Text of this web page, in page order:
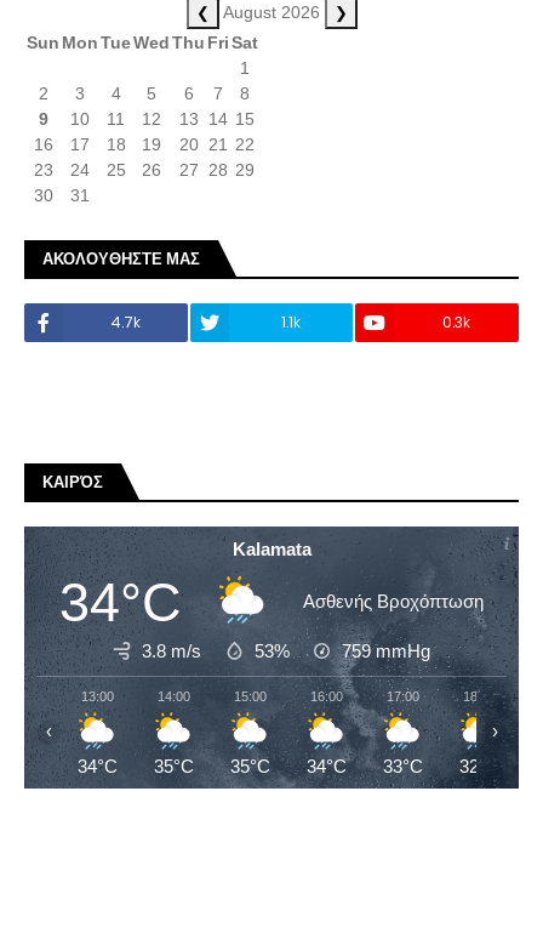
❮ August 2026 ❯
Sun MonTueWedThu FriSat
1
2
3 4 5 6 7
8
9
10 11 12 13 14 15
16
17 18 19 20 21 22
23
24 25 26 27 28 29
30
31
ΑΚΟΛΟΥΘΗΣΤΕ ΜΑΣ
4.7k 1.1k 0.3k
ΚΑΙΡΌΣ
Kalamata
34°C Ασθενής Βροχόπτωση
3.8 m/s 53% 759mmHg
13:00
34°C
14:00
35°C
15:00
35°C
16:00
34°C
17:00
33°C
18:00
32°C
‹ ›